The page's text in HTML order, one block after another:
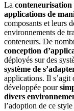
La conteneurisation
applications de
composants et leurs
environnements de
conteneurs. De
conception
déployés sur des
système de
applications. Il s’agit
développée pour
divers
l’adoption de ce